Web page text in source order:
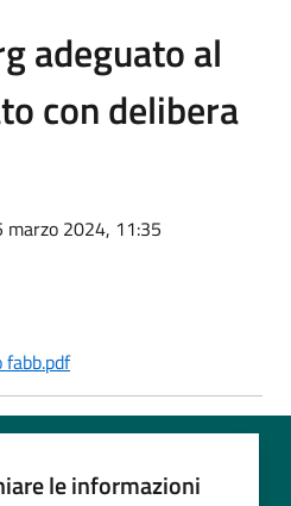
adeguato al
con delibera
marzo 2024, 11:35
le informazioni